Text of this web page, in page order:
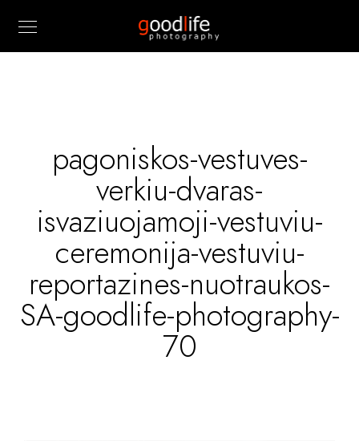
pagoniskos-vestuves-
verkiu-dvaras-
isvaziuojamoji-vestuviu-
ceremonija-vestuviu-
reportazines-nuotraukos-
SA-goodlife-photography-
70